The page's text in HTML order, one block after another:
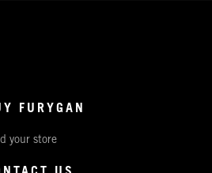
FURYGAN
your store